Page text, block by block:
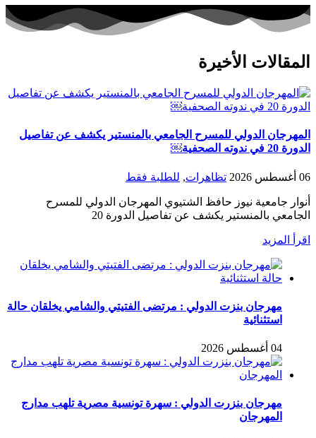
المقالات الأخيرة
المهرجان الدولي للمسرح الجامعي بالمنستير يكشف عن تفاصيل
الدورة 20 في ندوته الصحفية￼
06 أغسطس 2026 تظاهرات, للطلبة فقط
أنوار جامعية نيوز حافظ الشتيوي المهرجان الدولي للمسرح
الجامعي بالمنستير يكشف عن تفاصيل الدورة 20
اقرأ المزيد
مهرجان بنزت الدولي : مرتضى الفتيتي والشامي يخلقان حالة
استثنائية
04 أغسطس 2026
مهرجان بنزرت الدولي : سهرة تونسية مصرية تلهب مدارج
المهرجان